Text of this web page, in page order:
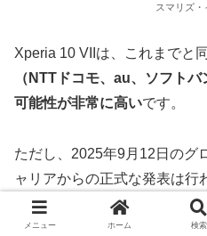
スマリズ・
Xperia 10 VIIは、これまでと
（NTTドコモ、au、ソフト
可能性が非常に高いです。
ただし、2025年9月12日のグ
ャリアからの正式な発表は行
今後、各キャリアから順次、
メニュー ホーム 検索